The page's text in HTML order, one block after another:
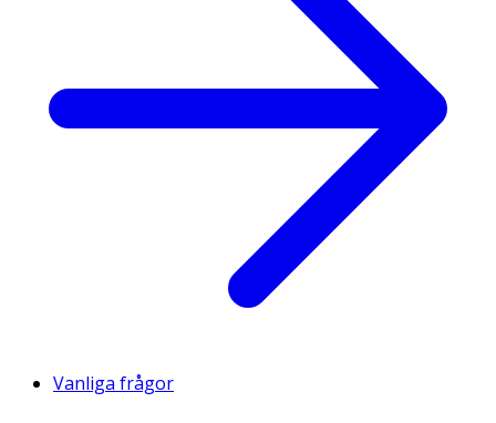
Vanliga frågor